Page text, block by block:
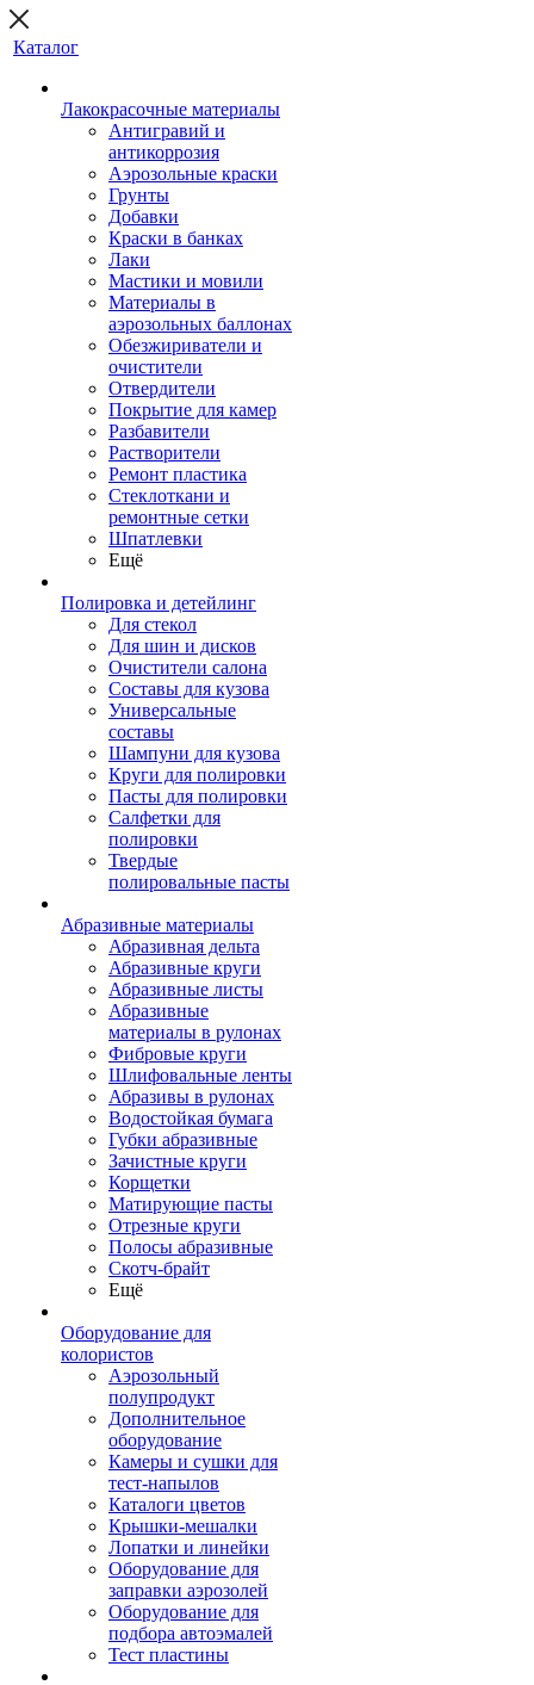
Каталог
Лакокрасочные материалы
Антигравий и
антикоррозия
Аэрозольные краски
Грунты
Добавки
Краски в банках
Лаки
Мастики и мовили
Материалы в
аэрозольных баллонах
Обезжириватели и
очистители
Отвердители
Покрытие для камер
Разбавители
Растворители
Ремонт пластика
Стеклоткани и
ремонтные сетки
Шпатлевки
Ещё
Полировка и детейлинг
Для стекол
Для шин и дисков
Очистители салона
Составы для кузова
Универсальные
составы
Шампуни для кузова
Круги для полировки
Пасты для полировки
Салфетки для
полировки
Твердые
полировальные пасты
Абразивные материалы
Абразивная дельта
Абразивные круги
Абразивные листы
Абразивные
материалы в рулонах
Фибровые круги
Шлифовальные ленты
Абразивы в рулонах
Водостойкая бумага
Губки абразивные
Зачистные круги
Корщетки
Матирующие пасты
Отрезные круги
Полосы абразивные
Скотч-брайт
Ещё
Оборудование для
колористов
Аэрозольный
полупродукт
Дополнительное
оборудование
Камеры и сушки для
тест-напылов
Каталоги цветов
Крышки-мешалки
Лопатки и линейки
Оборудование для
заправки аэрозолей
Оборудование для
подбора автоэмалей
Тест пластины